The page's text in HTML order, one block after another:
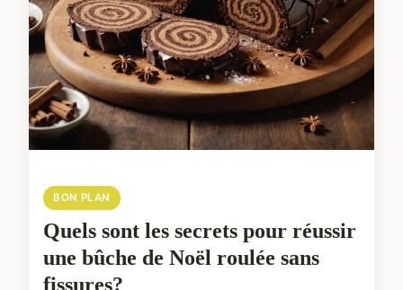
BON PLAN
Quels sont les secrets pour réussir
une bûche de Noël roulée sans
fissures?